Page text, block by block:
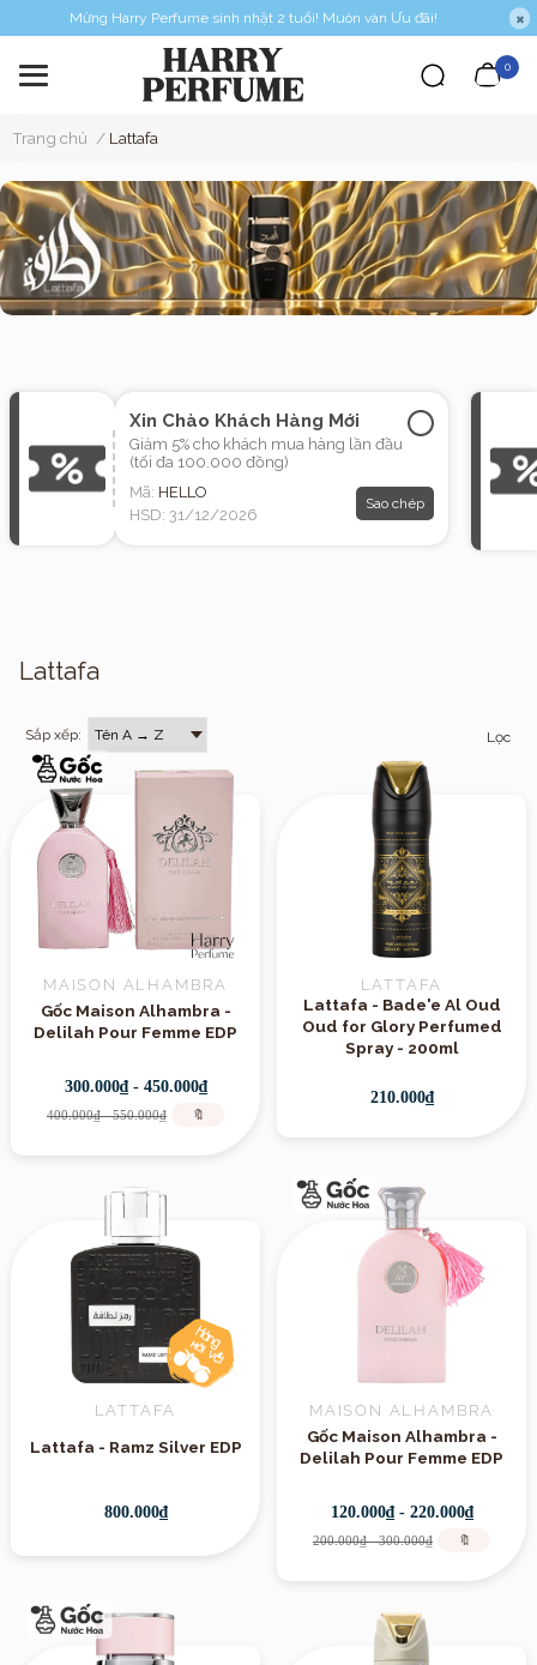
Mừng Harry Perfume sinh nhật 2 tuổi! Muôn vàn Ưu đãi!
0
Trang chủ / Lattafa
Xin Chào Khách Hàng Mới
Giảm 5% cho khách mua hàng lần đầu
(tối đa 100.000 đồng)
Mã: HELLO
HSD: 31/12/2026
Sao chép
Lattafa
Sắp xếp: Lọc
MAISON ALHAMBRA
Gốc Maison Alhambra -
Delilah Pour Femme EDP
300.000₫ - 450.000₫
400.000₫ - 550.000₫ 🔖
LATTAFA
Lattafa - Bade'e Al Oud
Oud for Glory Perfumed
Spray - 200ml
210.000₫
LATTAFA
Lattafa - Ramz Silver EDP
800.000₫
MAISON ALHAMBRA
Gốc Maison Alhambra -
Delilah Pour Femme EDP
120.000₫ - 220.000₫
200.000₫ - 300.000₫ 🔖